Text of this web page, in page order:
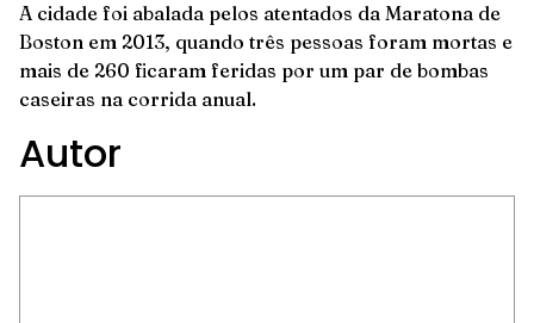
A cidade foi abalada pelos atentados da Maratona de
Boston em 2013, quando três pessoas foram mortas e
mais de 260 ficaram feridas por um par de bombas
caseiras na corrida anual.
Autor